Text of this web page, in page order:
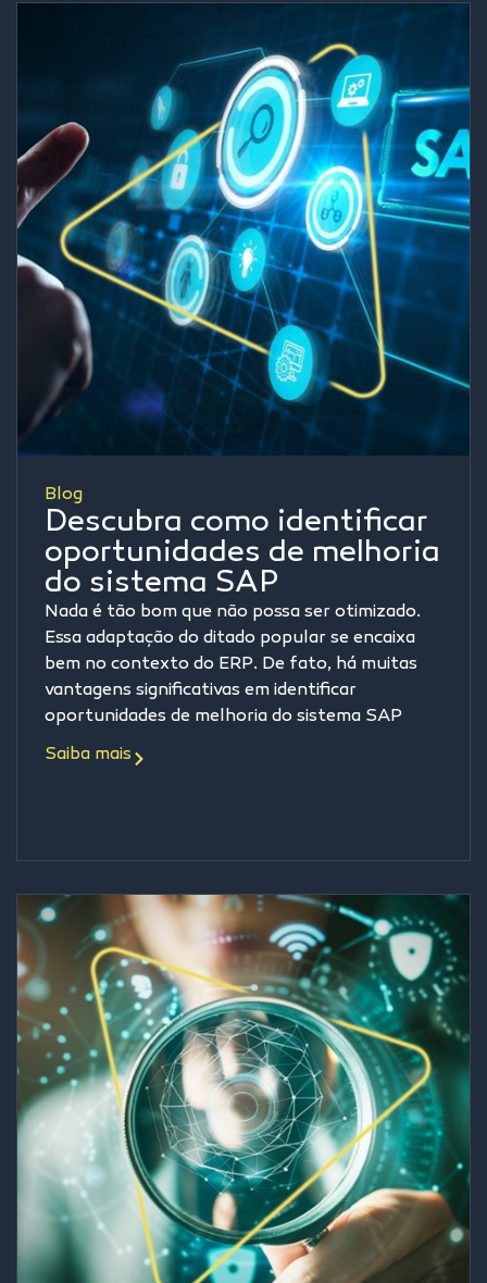
Blog
Descubra como identificar
oportunidades de melhoria
do sistema SAP
Nada é tão bom que não possa ser otimizado.
Essa adaptação do ditado popular se encaixa
bem no contexto do ERP. De fato, há muitas
vantagens significativas em identificar
oportunidades de melhoria do sistema SAP
Saiba mais